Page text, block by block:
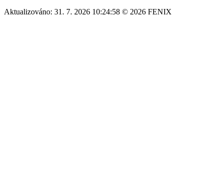
Aktualizováno: 31. 7. 2026 10:24:58 © 2026 FENIX